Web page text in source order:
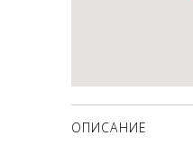
ОПИСАНИЕ